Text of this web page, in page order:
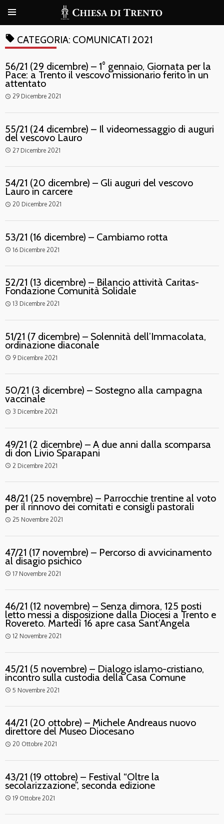
local_offer CATEGORIA: COMUNICATI 2021
56/21 (29 dicembre) – 1° gennaio, Giornata per la
Pace: a Trento il vescovo missionario ferito in un
attentato
access_time 29 Dicembre 2021
55/21 (24 dicembre) – Il videomessaggio di auguri
del vescovo Lauro
access_time 27 Dicembre 2021
54/21 (20 dicembre) – Gli auguri del vescovo
Lauro in carcere
access_time 20 Dicembre 2021
53/21 (16 dicembre) – Cambiamo rotta
access_time 16 Dicembre 2021
52/21 (13 dicembre) – Bilancio attività Caritas-
Fondazione Comunità Solidale
access_time 13 Dicembre 2021
51/21 (7 dicembre) – Solennità dell’Immacolata,
ordinazione diaconale
access_time 9 Dicembre 2021
50/21 (3 dicembre) – Sostegno alla campagna
vaccinale
access_time 3 Dicembre 2021
49/21 (2 dicembre) – A due anni dalla scomparsa
di don Livio Sparapani
access_time 2 Dicembre 2021
48/21 (25 novembre) – Parrocchie trentine al voto
per il rinnovo dei comitati e consigli pastorali
access_time 25 Novembre 2021
47/21 (17 novembre) – Percorso di avvicinamento
al disagio psichico
access_time 17 Novembre 2021
46/21 (12 novembre) – Senza dimora, 125 posti
letto messi a disposizione dalla Diocesi a Trento e
Rovereto. Martedì 16 apre casa Sant’Angela
access_time 12 Novembre 2021
45/21 (5 novembre) – Dialogo islamo-cristiano,
incontro sulla custodia della Casa Comune
access_time 5 Novembre 2021
44/21 (20 ottobre) – Michele Andreaus nuovo
direttore del Museo Diocesano
access_time 20 Ottobre 2021
43/21 (19 ottobre) – Festival “Oltre la
secolarizzazione”, seconda edizione
access_time 19 Ottobre 2021